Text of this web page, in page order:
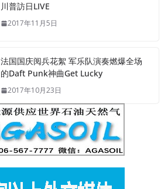
川普訪日LIVE
2017年11月5日
法国国庆阅兵花絮 军乐队演奏燃爆全场
的Daft Punk神曲Get Lucky
2017年10月23日